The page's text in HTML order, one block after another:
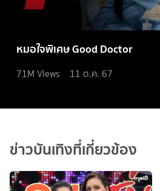
หมอใจพิเศษ Good Doctor
71M Views 11 ต.ค. 67
ข่าวบันเทิงที่เกี่ยวข้อง